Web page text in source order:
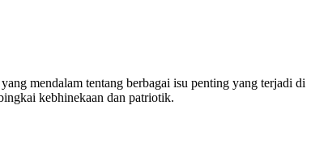
mendalam tentang berbagai isu penting yang terjadi di
kebhinekaan dan patriotik.